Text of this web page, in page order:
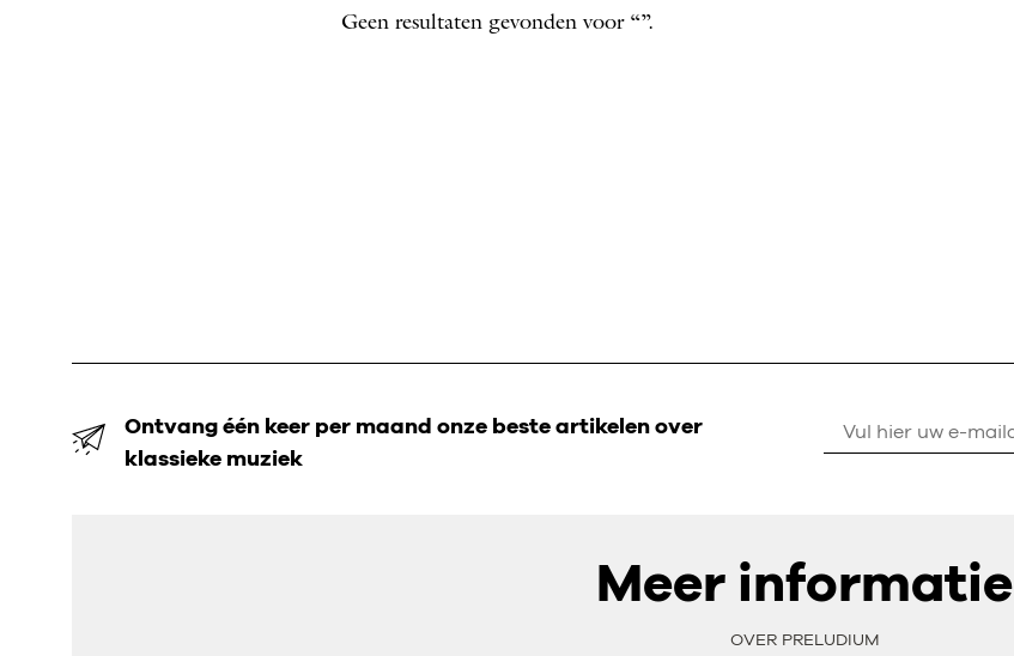
Geen resultaten gevonden voor “”.
Ontvang één keer per maand onze beste artikelen over
klassieke muziek
Meer informatie
OVER PRELUDIUM